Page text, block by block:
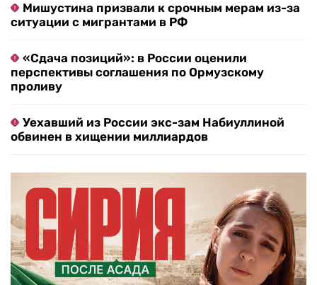
Мишустина призвали к срочным мерам из-за
ситуации с мигрантами в РФ
«Сдача позиций»: в России оценили
перспективы соглашения по Ормузскому
проливу
Уехавший из России экс-зам Набиуллиной
обвинен в хищении миллиардов